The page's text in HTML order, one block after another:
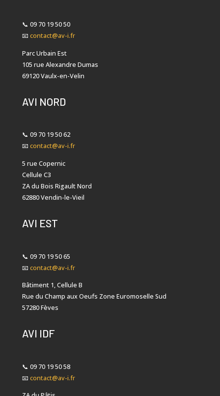
📞 09 70 19 50 50
📧 contact@av-i.fr
Parc Urbain Est
105 rue Alexandre Dumas
69120 Vaulx-en-Velin
AVI NORD
📞 09 70 19 50 62
📧 contact@av-i.fr
5 rue Copernic
Cellule C3
ZA du Bois Rigault Nord
62880 Vendin-le-Vieil
AVI EST
📞 09 70 19 50 65
📧 contact@av-i.fr
Bâtiment 1, Cellule B
Rue du Champ aux Oeufs Zone Euromoselle Sud
57280 Fèves
AVI IDF
📞 09 70 19 50 58
📧 contact@av-i.fr